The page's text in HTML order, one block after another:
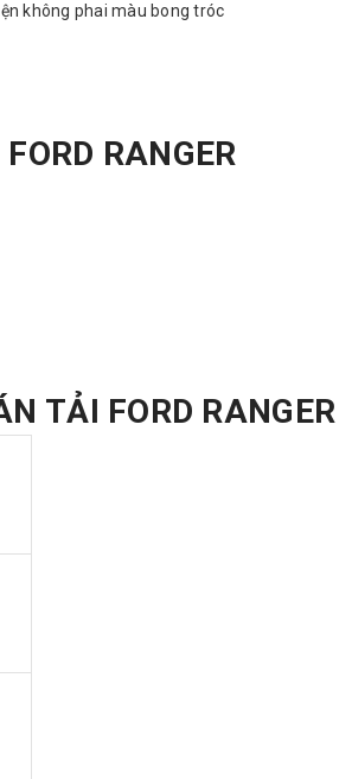
không phai màu bong tróc
RANGER
TẢI FORD RANGER